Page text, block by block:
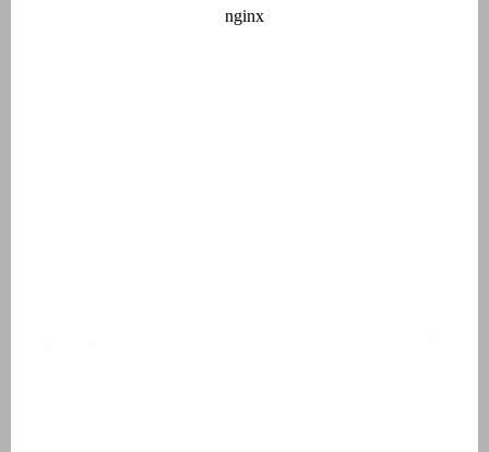
Opgemaakte bedden bij aankomst